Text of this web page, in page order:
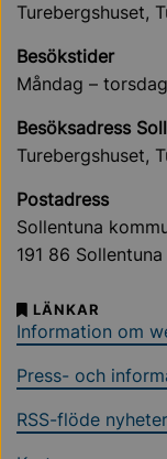
Turebergshuset,
Besökstider
Måndag –
Besöksadress
Turebergshuset,
Postadress
Sollentuna
191 86 Sollentuna
LÄNKAR
Information om
Press- och
RSS-flöde nyheter